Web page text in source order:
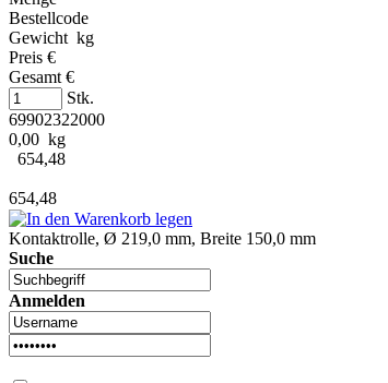
Bestellcode
Gewicht kg
Preis €
Gesamt €
Stk.
69902322000
0,00 kg
654,48
654,48
Kontaktrolle, Ø 219,0 mm, Breite 150,0 mm
Suche
Anmelden